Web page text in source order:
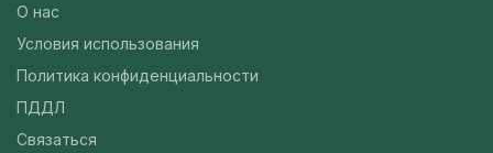
О нас
Условия использования
Политика конфиденциальности
ПДДЛ
Связаться